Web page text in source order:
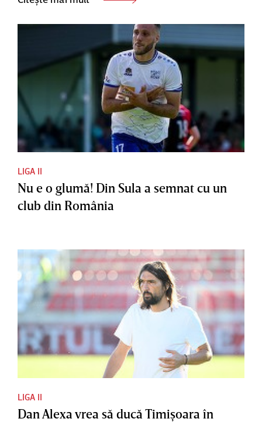
LIGA II
Nu e o glumă! Din Sula a semnat cu un
club din România
LIGA II
Dan Alexa vrea să ducă Timişoara în